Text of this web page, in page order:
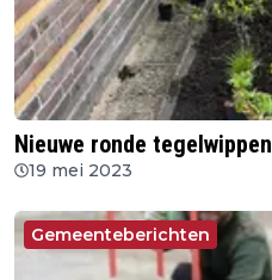
Nieuwe ronde tegelwippen
19 mei 2023
Gemeenteberichten